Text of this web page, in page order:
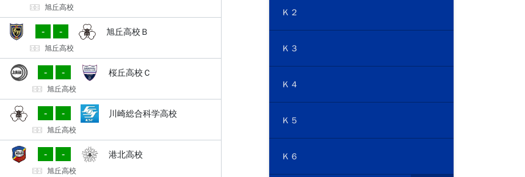
旭丘高校
- - 旭丘高校Ｂ
旭丘高校
- - 桜丘高校Ｃ
旭丘高校
- - 川崎総合科学高校
旭丘高校
- - 港北高校
旭丘高校
Ｋ２
Ｋ３
Ｋ４
Ｋ５
Ｋ６